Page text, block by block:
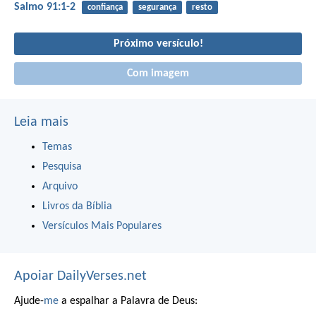
Salmo 91:1-2 confiança segurança resto
Próximo versículo!
Com imagem
Leia mais
Temas
Pesquisa
Arquivo
Livros da Bíblia
Versículos Mais Populares
Apoiar DailyVerses.net
Ajude-me a espalhar a Palavra de Deus: